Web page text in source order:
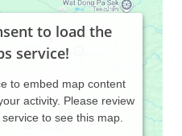
to load the
service!
to embed map content
activity. Please review
to see this map.